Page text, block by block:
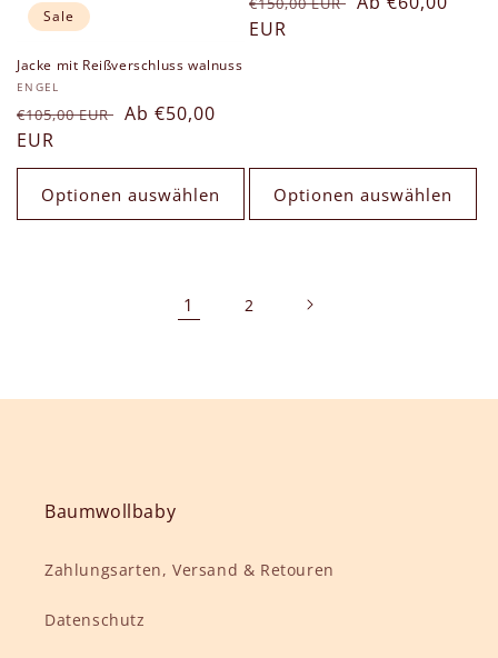
Sale
Jacke mit Reißverschluss walnuss
Anbieter:
ENGEL
Normaler
Preis
€105,00 EUR Verkaufspreis
Ab €50,00
EUR
Optionen auswählen
Preis
EUR
Optionen auswählen
1 2
Baumwollbaby
Zahlungsarten, Versand & Retouren
Datenschutz